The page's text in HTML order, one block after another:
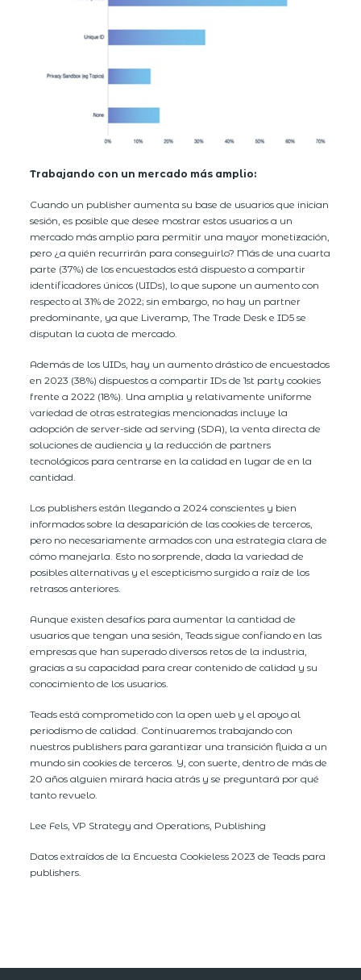
Trabajando con un mercado más amplio:
Cuando un publisher aumenta su base de usuarios que inician
sesión, es posible que desee mostrar estos usuarios a un
mercado más amplio para permitir una mayor monetización,
pero ¿a quién recurrirán para conseguirlo? Más de una cuarta
parte (37%) de los encuestados está dispuesto a compartir
identificadores únicos (UIDs), lo que supone un aumento con
respecto al 31% de 2022; sin embargo, no hay un partner
predominante, ya que Liveramp, The Trade Desk e ID5 se
disputan la cuota de mercado.
Además de los UIDs, hay un aumento drástico de encuestados
en 2023 (38%) dispuestos a compartir IDs de 1st party cookies
frente a 2022 (18%). Una amplia y relativamente uniforme
variedad de otras estrategias mencionadas incluye la
adopción de server-side ad serving (SDA), la venta directa de
soluciones de audiencia y la reducción de partners
tecnológicos para centrarse en la calidad en lugar de en la
cantidad.
Los publishers están llegando a 2024 conscientes y bien
informados sobre la desaparición de las cookies de terceros,
pero no necesariamente armados con una estrategia clara de
cómo manejarla. Esto no sorprende, dada la variedad de
posibles alternativas y el escepticismo surgido a raíz de los
retrasos anteriores.
Aunque existen desafíos para aumentar la cantidad de
usuarios que tengan una sesión, Teads sigue confiando en las
empresas que han superado diversos retos de la industria,
gracias a su capacidad para crear contenido de calidad y su
conocimiento de los usuarios.
Teads está comprometido con la open web y el apoyo al
periodismo de calidad. Continuaremos trabajando con
nuestros publishers para garantizar una transición fluida a un
mundo sin cookies de terceros. Y, con suerte, dentro de más de
20 años alguien mirará hacia atrás y se preguntará por qué
tanto revuelo.
Lee Fels, VP Strategy and Operations, Publishing
Datos extraídos de la Encuesta Cookieless 2023 de Teads para
publishers.